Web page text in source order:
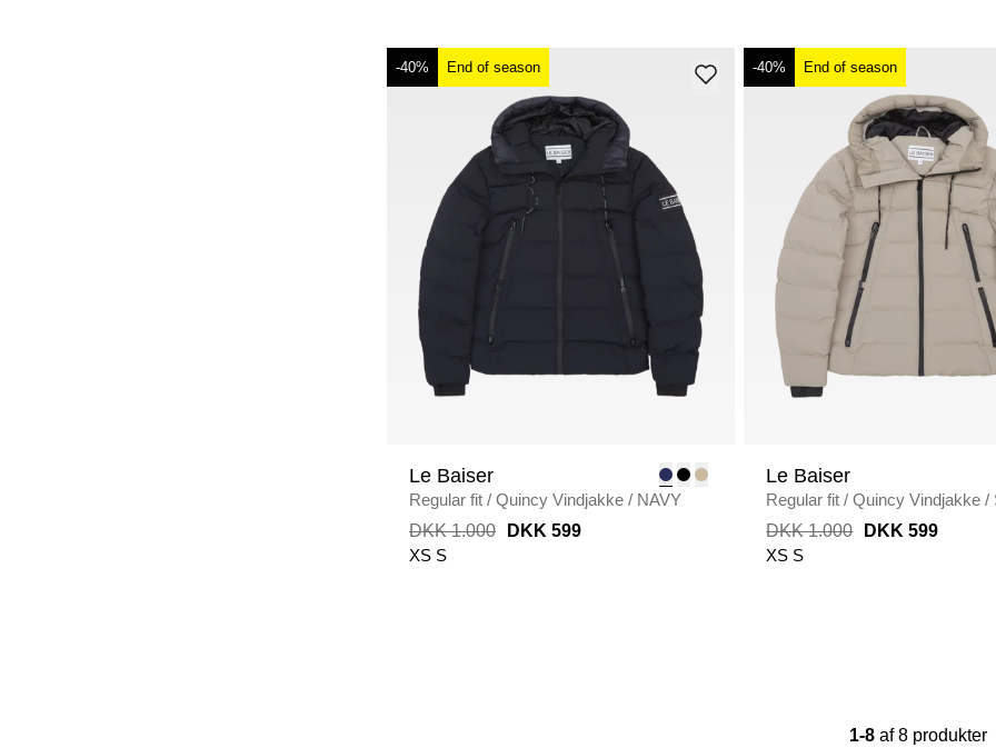
-40% End of season
Le Baiser
Regular fit / Quincy Vindjakke / NAVY
DKK 1.000
DKK 599
XS S
-40% End of season
Le Baiser
Regular fit / Quincy Vindjakke /
DKK 1.000
DKK 599
XS S
1-8 af 8 produkter